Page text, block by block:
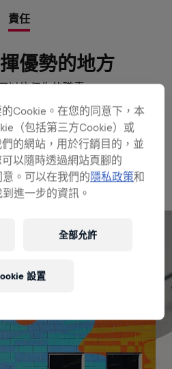
責任
優勢的地方
以信任你的職責
this position
Cookie。在您的同意下，本
（包括第三方Cookie）或
的網站，用於行銷目的，並
以隨時透過網站頁腳的
。可以在我們的 隱私政策和
進一步的資訊。
全部允許
設置